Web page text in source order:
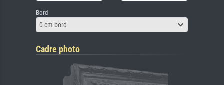
Bord
0 cm bord
Cadre photo